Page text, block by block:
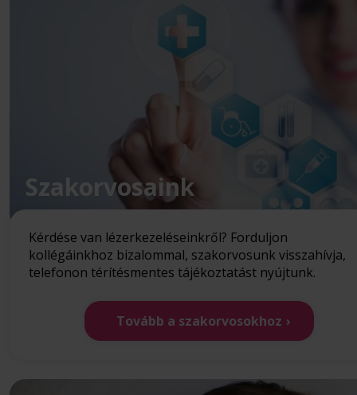
Szakorvosaink
Kérdése van lézerkezeléseinkről? Forduljon
kollégáinkhoz bizalommal, szakorvosunk visszahívja,
telefonon térítésmentes tájékoztatást nyújtunk.
Tovább a szakorvosokhoz